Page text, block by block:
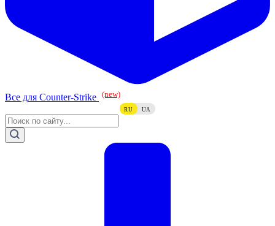
Все для Counter-Strike (new)
RU UA